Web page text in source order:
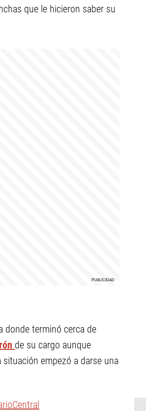
que le hicieron saber su
donde terminó cerca de
de su cargo aunque
empezó a darse una